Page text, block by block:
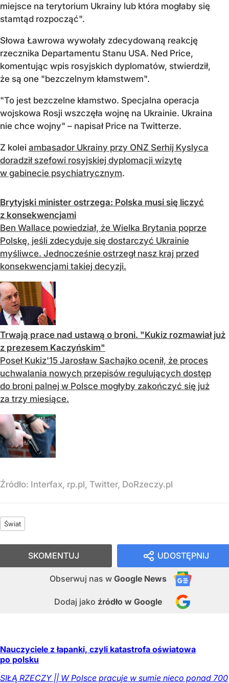
miejsce na terytorium Ukrainy lub która mogłaby się
stamtąd rozpocząć".
Słowa Ławrowa wywołały zdecydowaną reakcję
rzecznika Departamentu Stanu USA. Ned Price,
komentując wpis rosyjskich dyplomatów, stwierdził,
że są one "bezczelnym kłamstwem".
"To jest bezczelne kłamstwo. Specjalna operacja
wojskowa Rosji wszczęła wojnę na Ukrainie. Ukraina
nie chce wojny" – napisał Price na Twitterze.
Z kolei ambasador Ukrainy przy ONZ Serhij Kyslyca
doradził szefowi rosyjskiej dyplomacji wizytę
w gabinecie psychiatrycznym.
Brytyjski minister ostrzega: Polska musi się liczyć
z konsekwencjami
Ben Wallace powiedział, że Wielka Brytania poprze
Polskę, jeśli zdecyduje się dostarczyć Ukrainie
myśliwce. Jednocześnie ostrzegł nasz kraj przed
konsekwencjami takiej decyzji.
Trwają prace nad ustawą o broni. "Kukiz rozmawiał już
z prezesem Kaczyńskim"
Poseł Kukiz'15 Jarosław Sachajko ocenił, że proces
uchwalania nowych przepisów regulujących dostęp
do broni palnej w Polsce mogłyby zakończyć się już
za trzy miesiące.
Źródło: Interfax, rp.pl, Twitter, DoRzeczy.pl
Świat
UDOSTĘPNIJ
Obserwuj nas w Google News
Dodaj jako źródło w Google
SKOMENTUJ
Nauczyciele z łapanki, czyli katastrofa oświatowa
po polsku
SIŁĄ RZECZY || W Polsce pracuje w sumie nieco ponad 700